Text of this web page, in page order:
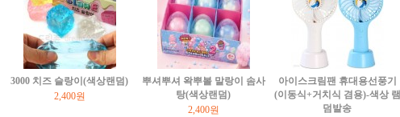
3000 치즈 슬랑이(색상랜덤)
2,400원
뿌셔뿌셔 왁뿌볼 말랑이 솜사
탕(색상랜덤)
2,400원
아이스크림팬 휴대용선풍기
(이동식+거치식 겸용)-색상 램
덤발송